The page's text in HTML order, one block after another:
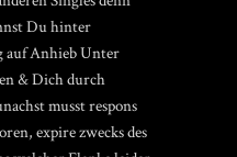
Du hinter
auf Anhieb Unter
& Dich durch
musst respons
expire zwecks des